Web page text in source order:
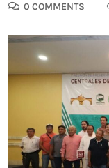
0 COMMENTS